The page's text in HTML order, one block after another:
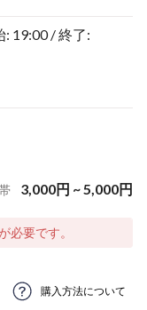
: 19:00 / 終了:
3,000円 ~5,000円
必要です。
購入方法について